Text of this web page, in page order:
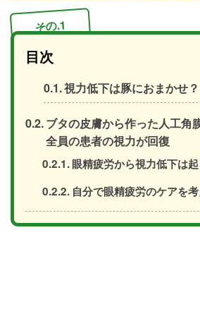
その.1
目次
視力低下は豚におまかせ？
ブタの皮膚から作った人工角
全員の患者の視力が回復
眼精疲労から視力低下は
自分で眼精疲労のケアを